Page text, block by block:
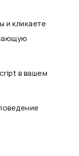
и кликаете
в вашем